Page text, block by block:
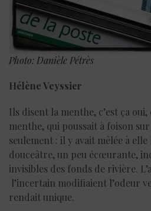
Photo: Danièle Pétrès
Hélène Veyssier
Ils disent la menthe, c’est ça oui,
menthe, qui poussait à foison
seulement : il y avait mêlée à elle
douceâtre, un peu écœurante,
invisibles des fonds de rivière.
l’incertain modifiaient l’odeur
rendait unique.